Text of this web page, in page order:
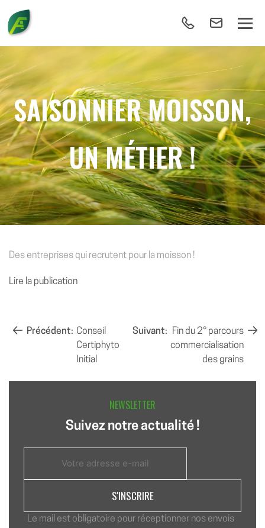
SAISONNIER MOISSON,
UN MÉTIER !
Des entreprises qui recrutent pour la moisson !
Lire la publication
NAVIGATION
Précédent: Conseil
Certiphyto
Initial
Suivant:
Fin du 2° parcours
commercialisation
des grains
NEWSLETTER
Suivez notre actualité !
Le mail est obligatoire pour réceptionner nos envois